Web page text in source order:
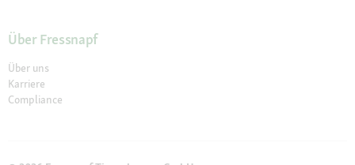
Über Fressnapf
Über uns
Karriere
Compliance